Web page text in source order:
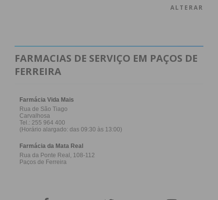
ALTERAR
FARMACIAS DE SERVIÇO EM PAÇOS DE
FERREIRA